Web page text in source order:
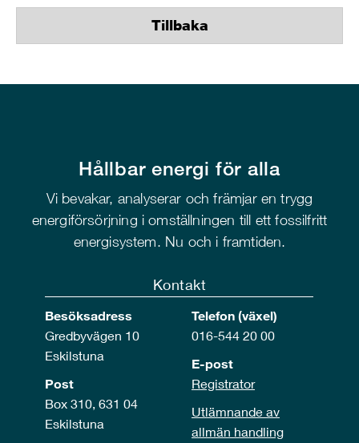
Tillbaka
Hållbar energi för alla
Vi bevakar, analyserar och främjar en trygg
energiförsörjning i omställningen till ett fossilfritt
energisystem. Nu och i framtiden.
Kontakt
Besöksadress
Gredbyvägen 10
Eskilstuna
Post
Box 310, 631 04
Eskilstuna
Telefon (växel)
016-544 20 00
E-post
Registrator
Utlämnande av
allmän handling